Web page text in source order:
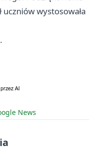
wystosowała
.
News